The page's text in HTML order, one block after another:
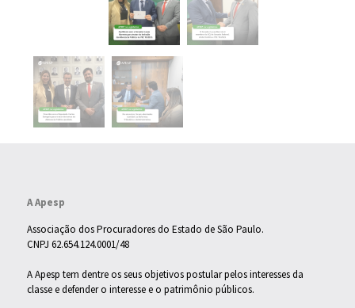
A Apesp
Associação dos Procuradores do Estado de São Paulo.
CNPJ 62.654.124.0001/48
A Apesp tem dentre os seus objetivos postular pelos interesses da
classe e defender o interesse e o patrimônio públicos.